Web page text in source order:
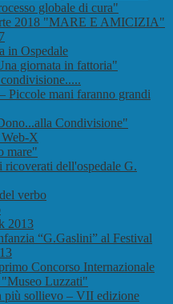
globale di cura"
2018 "MARE E AMICIZIA"
in Ospedale
giornata in fattoria"
Piccole mani faranno grandi
Condivisione"
X
mare"
dell'ospedale G.
verbo
2013
“G.Gaslini” al Festival
Concorso Internazionale
Luzzati"
più sollievo – VII edizione